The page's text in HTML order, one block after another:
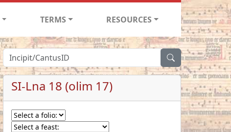
TERMS RESOURCES
SI-Lna 18 (olim 17)